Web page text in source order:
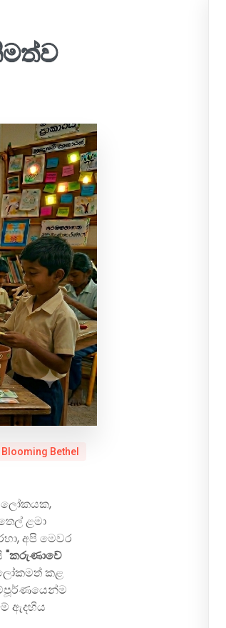
Blooming Bethel
ලෝකයක,
ළමා
අපි මෙවර
"කරුණාවේ
කළ
ඇදහිය